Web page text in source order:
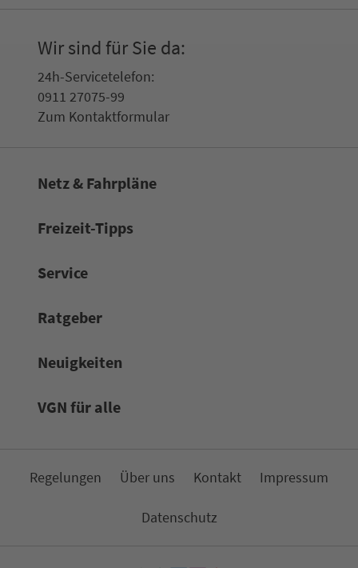
Wir sind für Sie da:
24h-Ser­vice­te­le­fon:
0911 27075-99
Zum Kon­taktformular
Netz & Fahrpläne
Frei­zeit-Tipps
Service
Rat­ge­ber
Neuigkeiten
VGN für alle
Re­ge­lungen Über uns Kon­takt Impressum
Da­ten­schutz